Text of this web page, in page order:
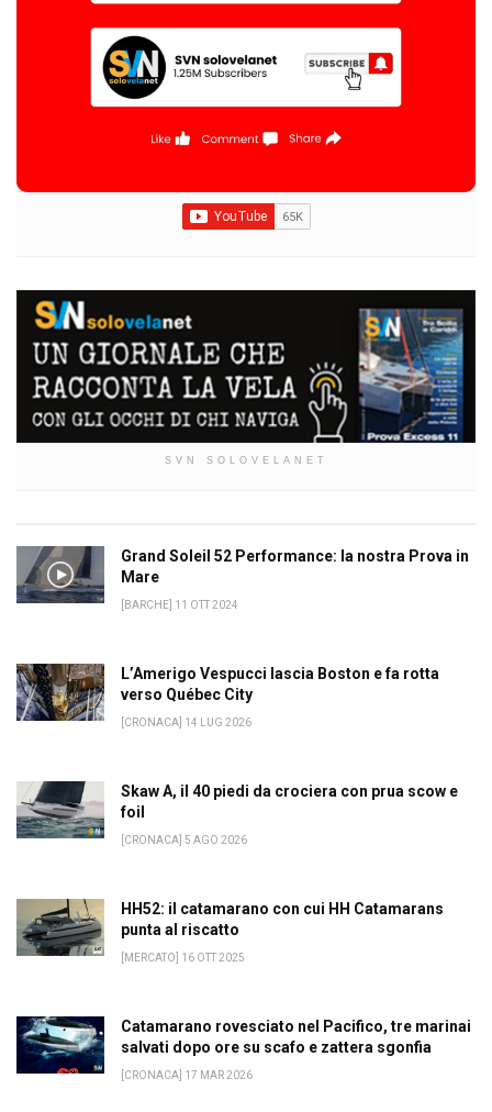
SVN SOLOVELANET
Grand Soleil 52 Performance: la nostra Prova in
Mare
[BARCHE] 11 OTT 2024
L’Amerigo Vespucci lascia Boston e fa rotta
verso Québec City
[CRONACA] 14 LUG 2026
Skaw A, il 40 piedi da crociera con prua scow e
foil
[CRONACA] 5 AGO 2026
HH52: il catamarano con cui HH Catamarans
punta al riscatto
[MERCATO] 16 OTT 2025
Catamarano rovesciato nel Pacifico, tre marinai
salvati dopo ore su scafo e zattera sgonfia
[CRONACA] 17 MAR 2026